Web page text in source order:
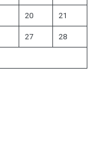
20 21
27 28